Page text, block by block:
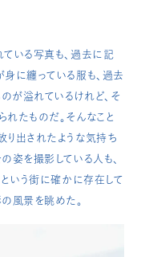
いる写真も、過去に記
身に纏っている服も、過去
が溢れているけれど、そ
れたものだ。そんなこと
り出されたような気持ち
姿を撮影している人も、
いう街に確かに存在して
風景を眺めた。